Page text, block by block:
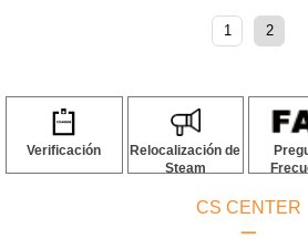
1 2
Verificación
Relocalización de
Steam
CS CENTER
ㅡ